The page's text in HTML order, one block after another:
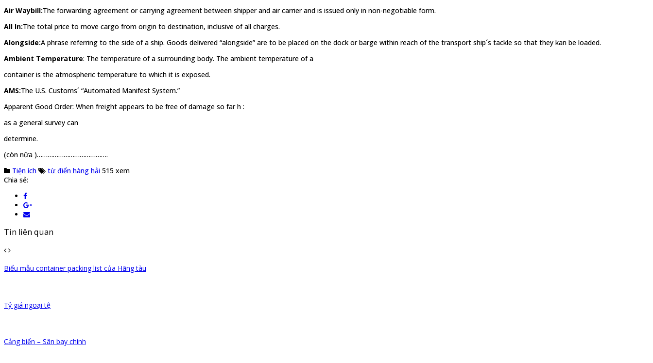
Air Waybill:The forwarding agreement or carrying agreement between shipper and air carrier and is issued only in non-negotiable form.
All In:The total price to move cargo from origin to destination, inclusive of all charges.
Alongside:A phrase referring to the side of a ship. Goods delivered “alongside” are to be placed on the dock or barge within reach of the transport ship´s tackle so that they kan be loaded.
Ambient Temperature: The temperature of a surrounding body. The ambient temperature of a
container is the atmospheric temperature to which it is exposed.
AMS:The U.S. Customs´ “Automated Manifest System.”
Apparent Good Order: When freight appears to be free of damage so far h :
as a general survey can
determine.
(còn nữa )………………………………….
Tiện ích
từ điển hàng hải 515 xem
Chia sẻ:
Tin liên quan
Biểu mẫu container packing list của Hãng tàu
Tỷ giá ngoại tệ
Cảng biển – Sân bay chính